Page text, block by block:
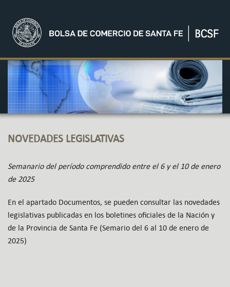
NOVEDADES LEGISLATIVAS
Semanario del período comprendido entre el 6 y el 10 de enero
de 2025
En el apartado Documentos, se pueden consultar las novedades
legislativas publicadas en los boletines oficiales de la Nación y
de la Provincia de Santa Fe (Semario del 6 al 10 de enero de
2025)